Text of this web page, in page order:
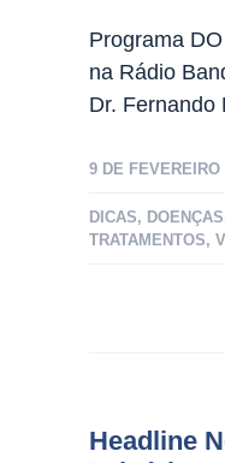
Programa
na Rádio
Dr. Fernando
9 DE FEVEREIRO
DICAS, DOENÇAS
TRATAMENTOS,
Headline